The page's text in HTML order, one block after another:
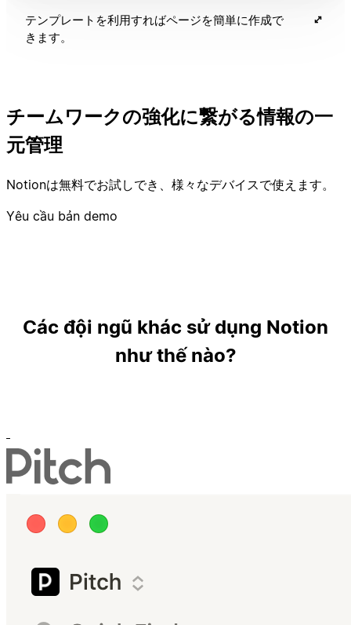
テンプレートを利用すればページを簡単に作成で
きます。
チームワークの強化に繋がる情報の一
元管理
Notionは無料でお試しでき、様々なデバイスで使えます。
Yêu cầu bản demo
Các đội ngũ khác sử dụng Notion
như thế nào?